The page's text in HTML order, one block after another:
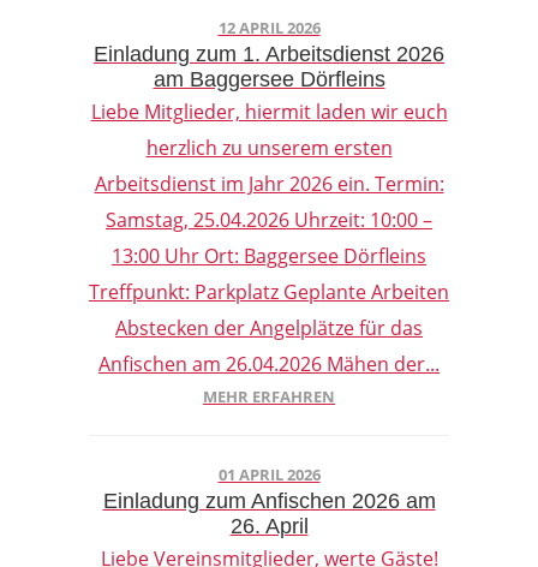
12 APRIL 2026
Einladung zum 1. Arbeitsdienst 2026
am Baggersee Dörfleins
Liebe Mitglieder, hiermit laden wir euch
herzlich zu unserem ersten
Arbeitsdienst im Jahr 2026 ein. Termin:
Samstag, 25.04.2026 Uhrzeit: 10:00 –
13:00 Uhr Ort: Baggersee Dörfleins
Treffpunkt: Parkplatz Geplante Arbeiten
Abstecken der Angelplätze für das
Anfischen am 26.04.2026 Mähen der...
MEHR ERFAHREN
01 APRIL 2026
Einladung zum Anfischen 2026 am
26. April
Liebe Vereinsmitglieder, werte Gäste!